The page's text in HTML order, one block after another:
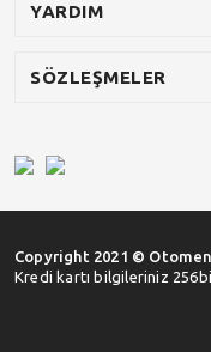
YARDIM
SÖZLEŞMELER
Copyright 2021 ©
Kredi kartı bilgileriniz